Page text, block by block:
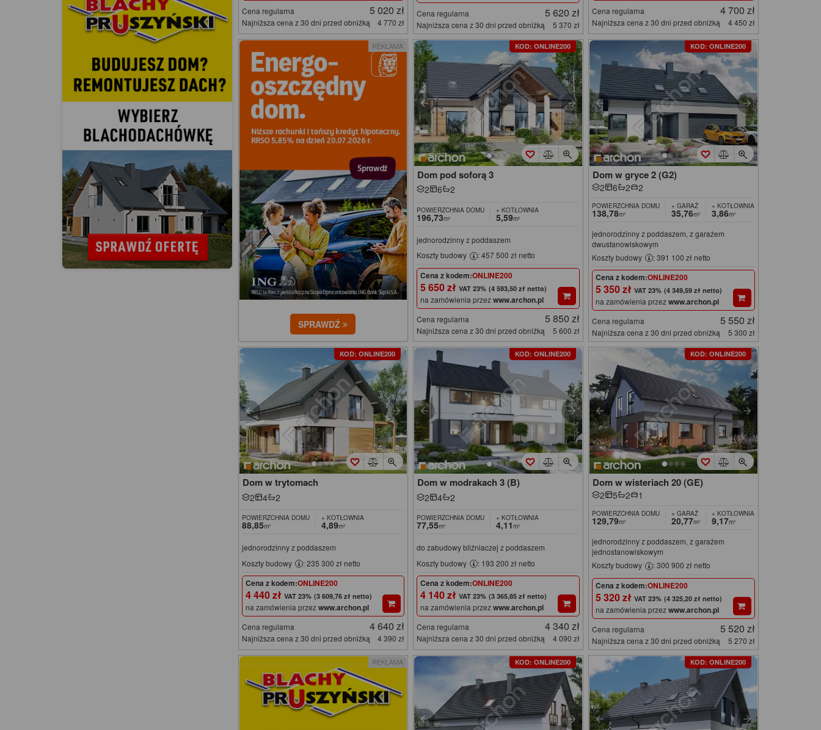
Cena regularna 5 020 zł
Najniższa cena z 30 dni przed obniżką 4 770 zł
Cena regularna 5 620 zł
Najniższa cena z 30 dni przed obniżką 5 370 zł
Cena regularna 4 700 zł
Najniższa cena z 30 dni przed obniżką 4 450 zł
REKLAMA
SPRAWDŹ
KOD: ONLINE200
Dom pod soforą 3
2 6 2
POWIERZCHNIA DOMU
196,73m²
+ KOTŁOWNIA
5,59m²
jednorodzinny z poddaszem
Koszty budowy
: 457 500 zł netto
Cena z kodem:ONLINE200
5 650 zł (4 593,50 zł netto)
na zamówienia przezwww.archon.pl
Cena regularna 5 850 zł
Najniższa cena z 30 dni przed obniżką 5 600 zł
KOD: ONLINE200
Dom w gryce 2 (G2)
2 6 2 2
POWIERZCHNIA DOMU
138,78m²
+ GARAŻ
35,76m²
+ KOTŁOWNIA
3,86m²
jednorodzinny z poddaszem, z garażem
dwustanowiskowym
Koszty budowy
: 391 100 zł netto
Cena z kodem:ONLINE200
5 350 zł (4 349,59 zł netto)
na zamówienia przezwww.archon.pl
Cena regularna 5 550 zł
Najniższa cena z 30 dni przed obniżką 5 300 zł
KOD: ONLINE200
Dom w trytomach
2 4 2
POWIERZCHNIA DOMU
88,85m²
+ KOTŁOWNIA
4,89m²
jednorodzinny z poddaszem
Koszty budowy
: 235 300 zł netto
Cena z kodem:ONLINE200
4 440 zł (3 609,76 zł netto)
na zamówienia przezwww.archon.pl
Cena regularna 4 640 zł
Najniższa cena z 30 dni przed obniżką 4 390 zł
KOD: ONLINE200
Dom w modrakach 3 (B)
2 4 2
POWIERZCHNIA DOMU
77,55m²
+ KOTŁOWNIA
4,11m²
do zabudowy bliźniaczej z poddaszem
Koszty budowy
: 193 200 zł netto
Cena z kodem:ONLINE200
4 140 zł (3 365,85 zł netto)
na zamówienia przezwww.archon.pl
Cena regularna 4 340 zł
Najniższa cena z 30 dni przed obniżką 4 090 zł
KOD: ONLINE200
Dom w wisteriach 20 (GE)
2 5 2 1
POWIERZCHNIA DOMU
129,79m²
+ GARAŻ
20,77m²
+ KOTŁOWNIA
9,17m²
jednorodzinny z poddaszem, z garażem
jednostanowiskowym
Koszty budowy
: 300 900 zł netto
Cena z kodem:ONLINE200
5 320 zł (4 325,20 zł netto)
na zamówienia przezwww.archon.pl
Cena regularna 5 520 zł
Najniższa cena z 30 dni przed obniżką 5 270 zł
REKLAMA KOD: ONLINE200 KOD: ONLINE200